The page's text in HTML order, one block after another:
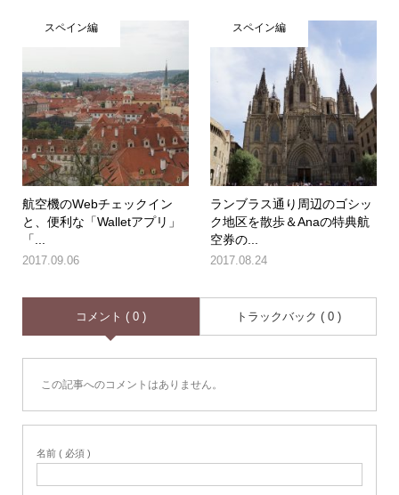
スペイン編
航空機のWebチェックイン
と、便利な「Walletアプリ」
「...
2017.09.06
スペイン編
ランブラス通り周辺のゴシッ
ク地区を散歩＆Anaの特典航
空券の...
2017.08.24
コメント ( 0 ) トラックバック ( 0 )
この記事へのコメントはありません。
名前 ( 必須 )